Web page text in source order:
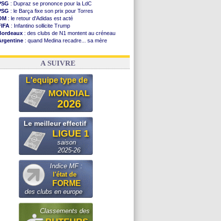
: Dupraz se prononce pour la LdC
: le Barça fixe son prix pour Torres
: le retour d'Adidas est acté
: Infantino sollicite Trump
: des clubs de N1 montent au créneau
: quand Medina recadre... sa mère
: le club prêt à libérer Kondogbia ?
A SUIVRE
L'equipe type de
MONDIAL
2026
Le meilleur effectif
LIGUE 1
saison
2025-26
Indice MF :
l'état de
FORME
des clubs en europe
Classements des